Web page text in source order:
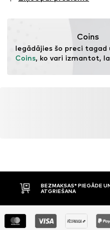
revīziju
Šī prece satur otrreizēji
var samazināt vajadzību
atkritumu daudzumu un
Uzzināt vairāk
Coins
Iegādājies šo preci tagad
Coins, ko vari izmantot,
BEZMAKSAS* PIEGĀDE
ATGRIEŠANA